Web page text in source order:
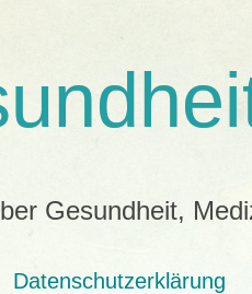
Gesundheit,
Datenschutzerklärung